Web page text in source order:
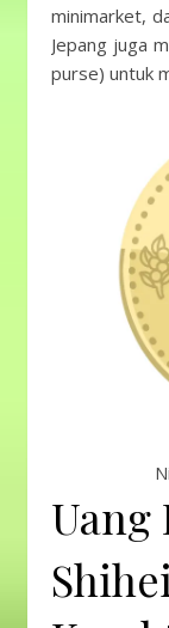
minimarket,
Jepang juga
purse) untuk
Uang